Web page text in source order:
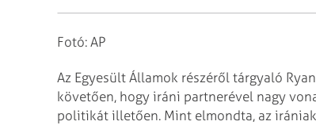
Fotó: AP
Az Egyesült Államok részéről tárgyaló
követően, hogy iráni partnerével nagy
politikát illetően. Mint elmondta, az